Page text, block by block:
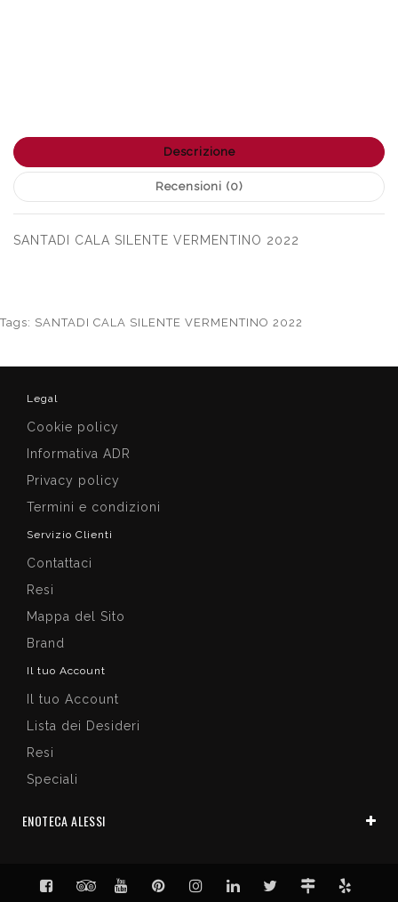
Descrizione
Recensioni (0)
SANTADI CALA SILENTE VERMENTINO 2022
Tags: SANTADI CALA SILENTE VERMENTINO 2022
Legal
Cookie policy
Informativa ADR
Privacy policy
Termini e condizioni
Servizio Clienti
Contattaci
Resi
Mappa del Sito
Brand
Il tuo Account
Il tuo Account
Lista dei Desideri
Resi
Speciali
ENOTECA ALESSI